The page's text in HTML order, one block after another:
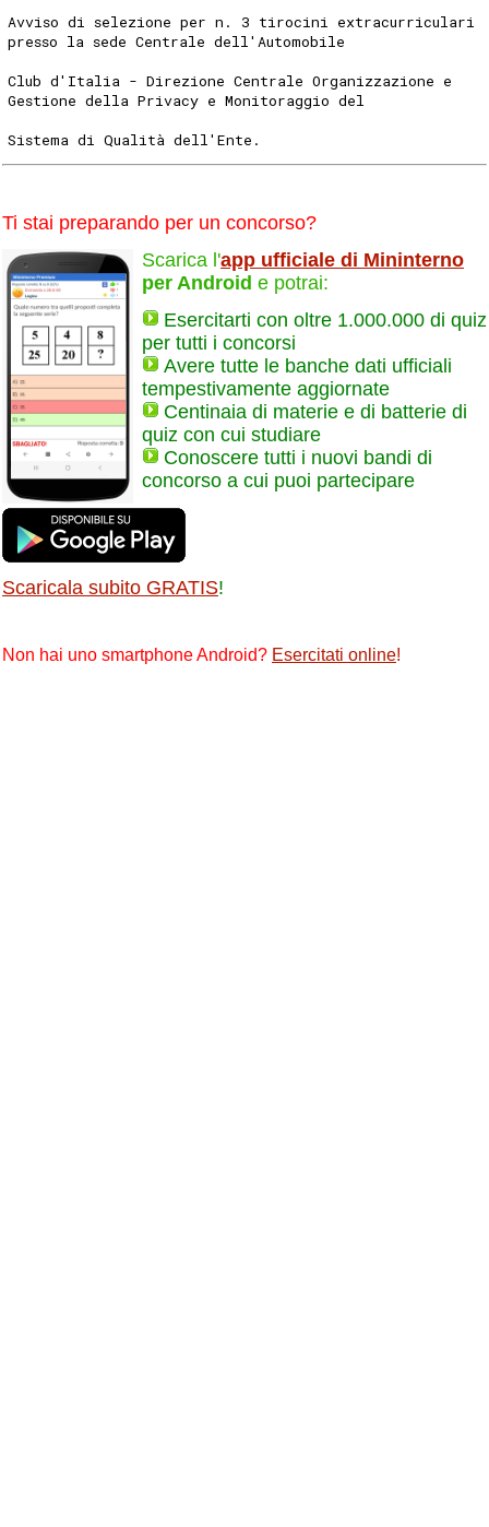
Avviso di selezione per n. 3 tirocini extracurriculari
presso la sede Centrale dell'Automobile
Club d'Italia - Direzione Centrale Organizzazione e
Gestione della Privacy e Monitoraggio del
Sistema di Qualità dell'Ente.
Ti stai preparando per un concorso?
Scarica l'app ufficiale di Mininterno
per Android e potrai:
Esercitarti con oltre 1.000.000 di quiz
per tutti i concorsi
Avere tutte le banche dati ufficiali
tempestivamente aggiornate
Centinaia di materie e di batterie di
quiz con cui studiare
Conoscere tutti i nuovi bandi di
concorso a cui puoi partecipare
Scaricala subito GRATIS!
Non hai uno smartphone Android? Esercitati online!